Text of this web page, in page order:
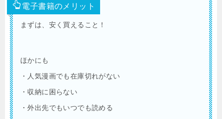
電子書籍のメリット
まずは、安く買えること！
ほかにも
・人気漫画でも在庫切れがない
・収納に困らない
・外出先でもいつでも読める